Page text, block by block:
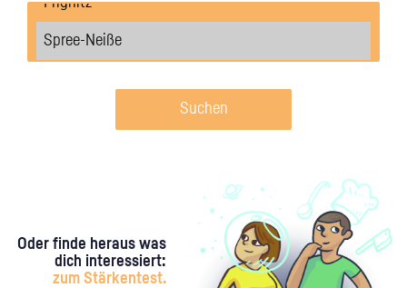
Suchen
Oder finde heraus was
dich interessiert:
zum Stärkentest.